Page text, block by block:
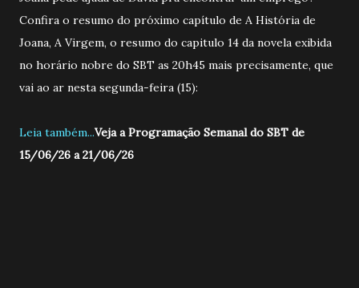
Confira o resumo do próximo capítulo de A História de
Joana, A Virgem, o resumo do capitulo 14 da novela exibida
no horário nobre do SBT as 20h45 mais precisamente, que
vai ao ar nesta segunda-feira (15):
Leia também...Veja a Programação Semanal do SBT de
15/06/26 a 21/06/26